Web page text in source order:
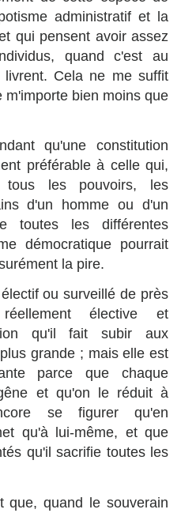
administratif et la
qui pensent avoir assez
quand c'est au
Cela ne me suffit
bien moins que
qu'une constitution
préférable à celle qui,
tous les pouvoirs, les
d'un homme ou d'un
toutes les différentes
démocratique pourrait
la pire.
ou surveillé de près
élective et
qu'il fait subir aux
grande ; mais elle est
parce que chaque
et qu'on le réduit à
se figurer qu'en
qu'à lui-même, et que
qu'il sacrifie toutes les
que, quand le souverain